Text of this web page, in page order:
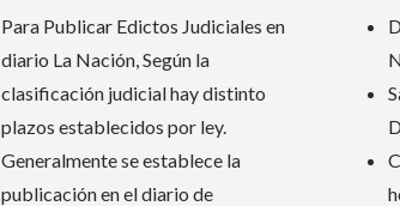
Para Publicar Edictos Judiciales en
diario La Nación, Según la
clasificación judicial hay distinto
plazos establecidos por ley.
Generalmente se establece la
publicación en el diario de